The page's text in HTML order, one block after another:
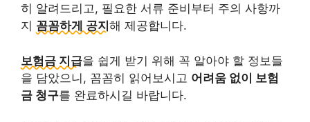
히 알려드리고, 필요한 서류 준비부터 주의 사항까
지 꼼꼼하게 공지 해 제공합니다.
보험금 지급을 쉽게 받기 위해 꼭 알아야 할 정보들
을 담았으니, 꼼꼼히 읽어보시고 어려움 없이 보험
금 청구를 완료하시길 바랍니다.